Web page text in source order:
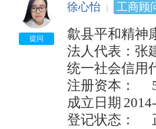
提问
徐心怡 工商顾
歙县平和精神
法人代表：张
统一社会信用代码：
注册资本：	500.00万元
成立日期	2014-01-24
登记状态：	正常